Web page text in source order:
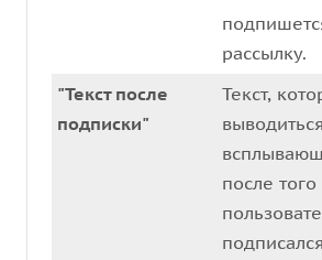
рассылку.
"Текст после
подписки"
Текст,
после того